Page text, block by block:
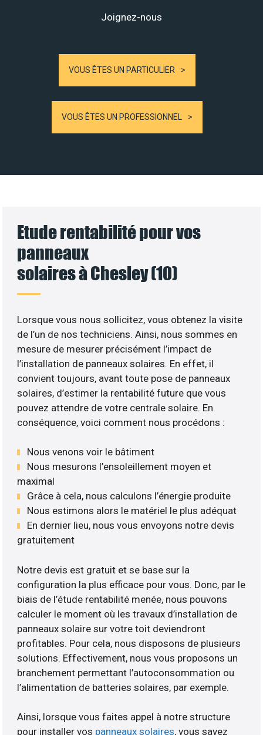
Joignez-nous
VOUS ÊTES UN PARTICULIER
VOUS ÊTES UN PROFESSIONNEL
Etude rentabilité pour vos
panneaux
solaires à Chesley (10)
Lorsque vous nous sollicitez, vous obtenez la visite
de l’un de nos techniciens. Ainsi, nous sommes en
mesure de mesurer précisément l’impact de
l’installation de panneaux solaires. En effet, il
convient toujours, avant toute pose de panneaux
solaires, d’estimer la rentabilité future que vous
pouvez attendre de votre centrale solaire. En
conséquence, voici comment nous procédons :
Nous venons voir le bâtiment
Nous mesurons l’ensoleillement moyen et
maximal
Grâce à cela, nous calculons l’énergie produite
Nous estimons alors le matériel le plus adéquat
En dernier lieu, nous vous envoyons notre devis
gratuitement
Notre devis est gratuit et se base sur la
configuration la plus efficace pour vous. Donc, par le
biais de l’étude rentabilité menée, nous pouvons
calculer le moment où les travaux d’installation de
panneaux solaire sur votre toit deviendront
profitables. Pour cela, nous disposons de plusieurs
solutions. Effectivement, nous vous proposons un
branchement permettant l’autoconsommation ou
l’alimentation de batteries solaires, par exemple.
Ainsi, lorsque vous faites appel à notre structure
pour installer vos panneaux solaires, vous savez